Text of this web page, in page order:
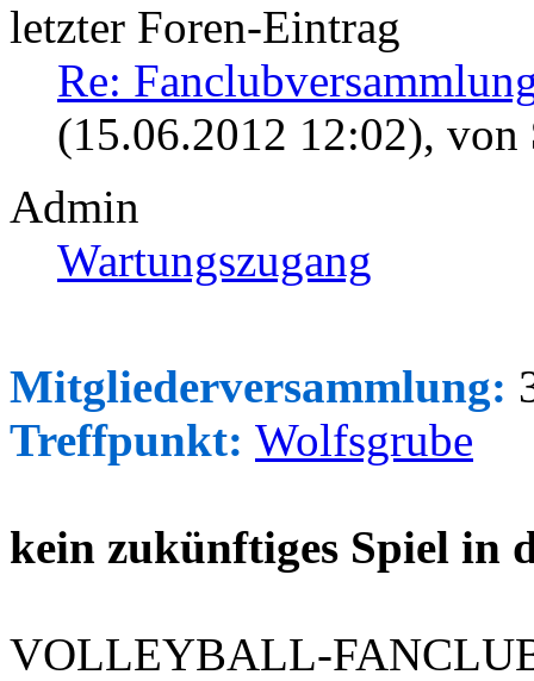
letzter Foren-Eintrag
Re:
(15.06.2012 12:02), von
Admin
Wartungszugang
Mitgliederversammlung:
Treffpunkt: Wolfsgrube
kein zukünftiges Spiel in
VOLLEYBALL-